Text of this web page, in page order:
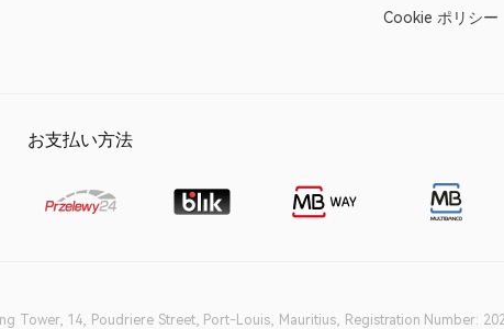
Cookie ポリシー
お支払い方法
Tower, 14, Poudriere Street, Port-Louis, Mauritius, Registration Number: